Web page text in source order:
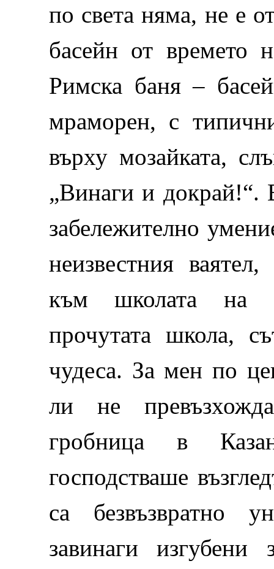
по света няма, не е
басейн от
Римска баня –
мраморен, с
върху мозайката,
„Винаги и докрай!“.
забележително
неизвестния
към школата на
прочутата школа,
чудеса. За мен по
ли не
гробница в
господстваше
са безвъзвратно
завинаги